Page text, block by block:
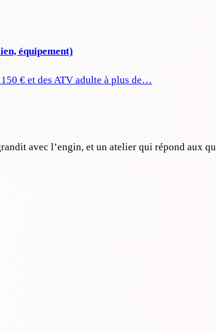
équipement)
€ et des ATV adulte à plus de…
avec l’engin, et un atelier qui répond aux